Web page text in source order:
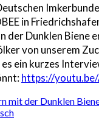
in
der Dunklen Biene
von unserem
es ein kurzes
https://youtu.be/
mit der Dunklen